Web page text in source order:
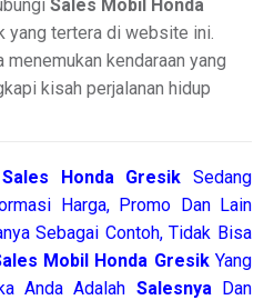
Sales Mobil Honda
yang tertera di website ini.
kendaraan yang
kisah perjalanan hidup
Sales Honda GresikSedang
Harga, Promo Dan Lain
Sebagai Contoh, Tidak Bisa
Mobil Honda Gresik Yang
Anda Adalah SalesnyaDan